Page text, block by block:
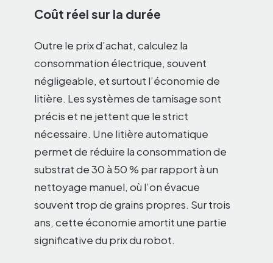
Coût réel sur la durée
Outre le prix d’achat, calculez la
consommation électrique, souvent
négligeable, et surtout l’économie de
litière. Les systèmes de tamisage sont
précis et ne jettent que le strict
nécessaire. Une litière automatique
permet de réduire la consommation de
substrat de 30 à 50 % par rapport à un
nettoyage manuel, où l’on évacue
souvent trop de grains propres. Sur trois
ans, cette économie amortit une partie
significative du prix du robot.